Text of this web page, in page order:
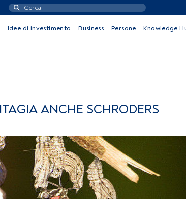
Idee di investimento Business Persone Knowledge
ANCHE SCHRODERS